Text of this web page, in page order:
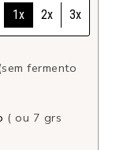
1x 2x 3x
fermento
( ou 7 grs